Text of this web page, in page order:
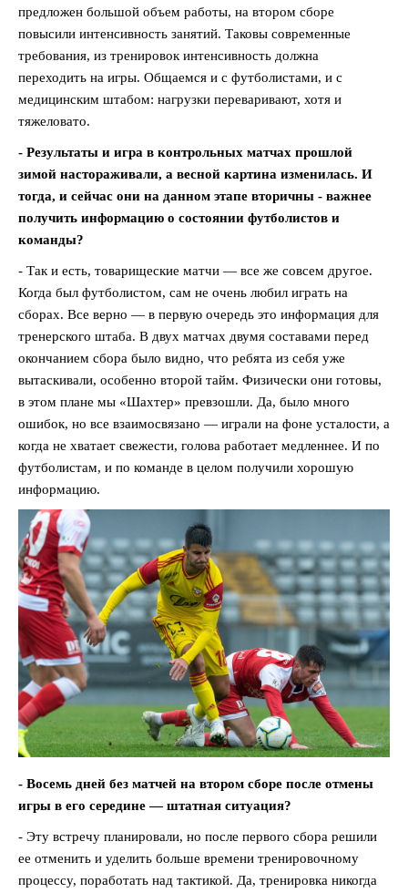
предложен большой объем работы, на втором сборе
повысили интенсивность занятий. Таковы современные
требования, из тренировок интенсивность должна
переходить на игры. Общаемся и с футболистами, и с
медицинским штабом: нагрузки переваривают, хотя и
тяжеловато.
- Результаты и игра в контрольных матчах прошлой
зимой настораживали, а весной картина изменилась. И
тогда, и сейчас они на данном этапе вторичны - важнее
получить информацию о состоянии футболистов и
команды?
- Так и есть, товарищеские матчи — все же совсем другое.
Когда был футболистом, сам не очень любил играть на
сборах. Все верно — в первую очередь это информация для
тренерского штаба. В двух матчах двумя составами перед
окончанием сбора было видно, что ребята из себя уже
вытаскивали, особенно второй тайм. Физически они готовы,
в этом плане мы «Шахтер» превзошли. Да, было много
ошибок, но все взаимосвязано — играли на фоне усталости, а
когда не хватает свежести, голова работает медленнее. И по
футболистам, и по команде в целом получили хорошую
информацию.
- Восемь дней без матчей на втором сборе после отмены
игры в его середине — штатная ситуация?
- Эту встречу планировали, но после первого сбора решили
ее отменить и уделить больше времени тренировочному
процессу, поработать над тактикой. Да, тренировка никогда